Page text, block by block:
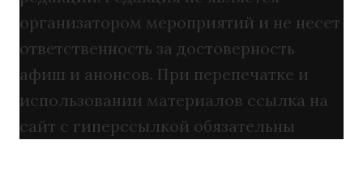
организатором мероприятий и не несет
ответственность за достоверность
афиш и анонсов. При перепечатке и
использовании материалов ссылка на
сайт с гиперссылкой обязательны